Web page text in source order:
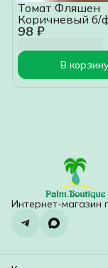
98 ₽
Томат Фляшен
Коричневый б/
шт) Григорьев
В
Интернет-магазин